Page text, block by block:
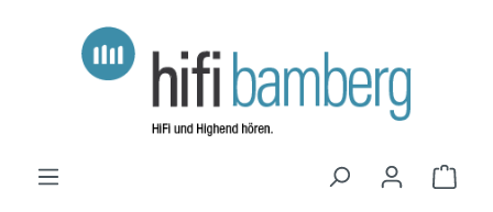
Zum Hauptinhalt springen